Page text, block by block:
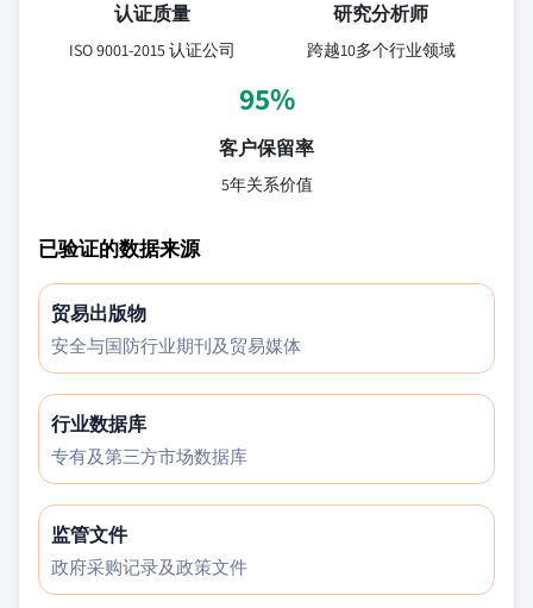
认证质量
ISO 9001-2015 认证公司
研究分析师
跨越10多个行业领域
95%
客户保留率
5年关系价值
已验证的数据来源
贸易出版物
安全与国防行业期刊及贸易媒体
行业数据库
专有及第三方市场数据库
监管文件
政府采购记录及政策文件